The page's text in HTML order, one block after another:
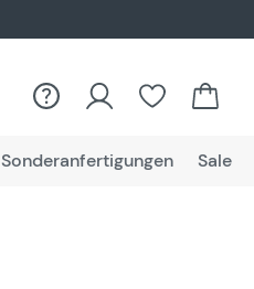
Sonderanfertigungen Sale